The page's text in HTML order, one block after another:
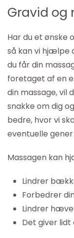
Gravid og
Har du et ønske
så kan vi hjælpe
du får din
foretaget af en
din massage, vil
snakke om dig
bedre, hvor vi
eventuelle gener
Massagen kan
Lindrer
Forbedrer
Lindrer
Det giver